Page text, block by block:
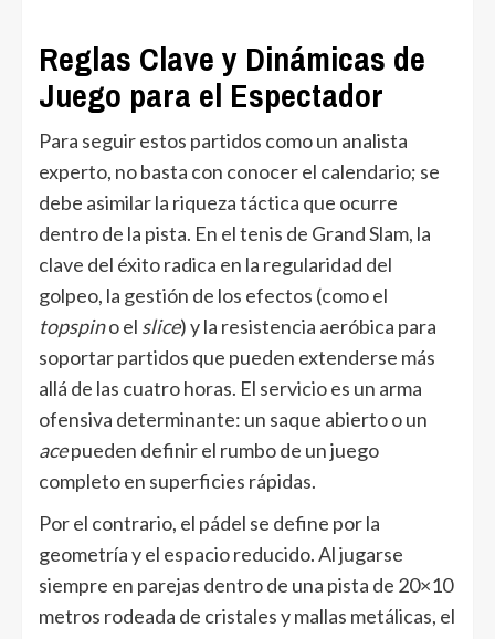
Reglas Clave y Dinámicas de
Juego para el Espectador
Para seguir estos partidos como un analista
experto, no basta con conocer el calendario; se
debe asimilar la riqueza táctica que ocurre
dentro de la pista. En el tenis de Grand Slam, la
clave del éxito radica en la regularidad del
golpeo, la gestión de los efectos (como el
topspino el slice) y la resistencia aeróbica para
soportar partidos que pueden extenderse más
allá de las cuatro horas. El servicio es un arma
ofensiva determinante: un saque abierto o un
acepueden definir el rumbo de un juego
completo en superficies rápidas.
Por el contrario, el pádel se define por la
geometría y el espacio reducido. Al jugarse
siempre en parejas dentro de una pista de 20×10
metros rodeada de cristales y mallas metálicas, el